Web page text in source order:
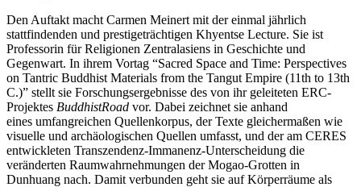
Den Auftakt macht Carmen Meinert mit der einmal jährlich
stattfindenden und prestigeträchtigen Khyentse Lecture. Sie ist
Professorin für Religionen Zentralasiens in Geschichte und
Gegenwart. In ihrem Vortag “Sacred Space and Time: Perspectives
on Tantric Buddhist Materials from the Tangut Empire (11th to 13th
C.)” stellt sie Forschungsergebnisse des von ihr geleiteten ERC-
Projektes BuddhistRoad vor. Dabei zeichnet sie anhand
eines umfangreichen Quellenkorpus, der Texte gleichermaßen wie
visuelle und archäologischen Quellen umfasst, und der am CERES
entwickleten Transzendenz-Immanenz-Unterscheidung die
veränderten Raumwahrnehmungen der Mogao-Grotten in
Dunhuang nach. Damit verbunden geht sie auf Körperräume als